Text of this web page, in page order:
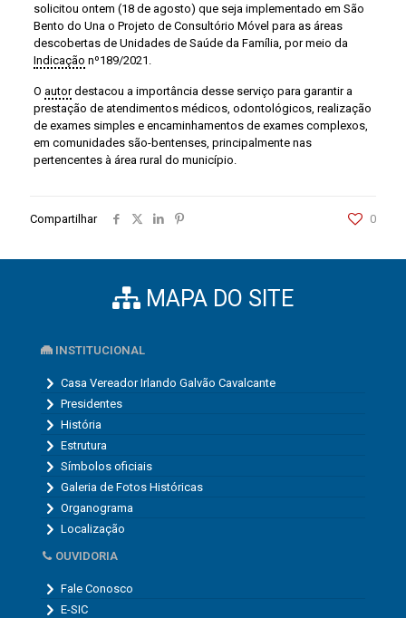
solicitou ontem (18 de agosto) que seja implementado em São
Bento do Una o Projeto de Consultório Móvel para as áreas
descobertas de Unidades de Saúde da Família, por meio da
Indicação nº189/2021.
O autordestacou a importância desse serviço para garantir a
prestação de atendimentos médicos, odontológicos, realização
de exames simples e encaminhamentos de exames complexos,
em comunidades são-bentenses, principalmente nas
pertencentes à área rural do município.
Compartilhar 0
MAPA DO SITE
INSTITUCIONAL
Casa Vereador Irlando Galvão Cavalcante
Presidentes
História
Estrutura
Símbolos oficiais
Galeria de Fotos Históricas
Organograma
Localização
OUVIDORIA
Fale Conosco
E-SIC